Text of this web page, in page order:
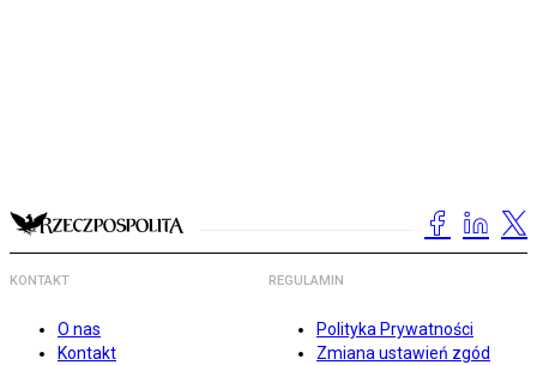
KONTAKT
O nas
Kontakt
REGULAMIN
Polityka Prywatności
Zmiana ustawień zgód